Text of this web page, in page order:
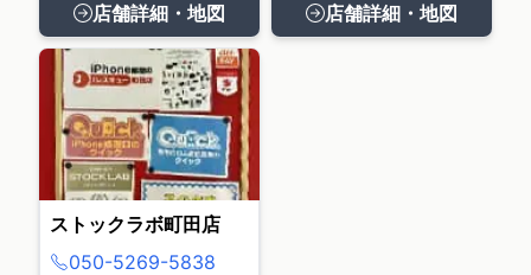
店舗詳細・地図 店舗詳細・地図
ストックラボ町田店
050-5269-5838